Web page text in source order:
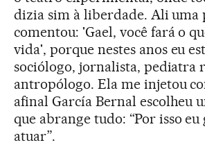
dizia sim à liberdade. Ali uma
comentou: 'Gael, você fará o
vida', porque nestes anos eu
sociólogo, jornalista, pediatra
antropólogo. Ela me injetou
afinal García Bernal escolheu
que abrange tudo: “Por isso eu
atuar”.